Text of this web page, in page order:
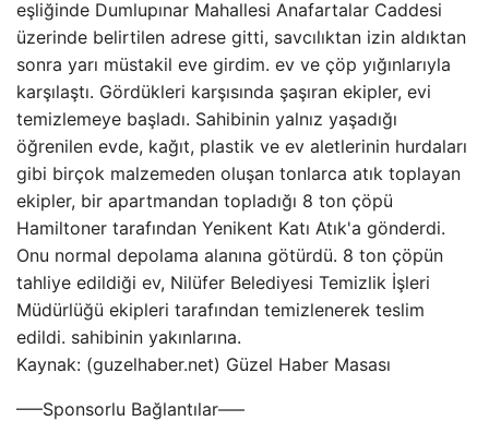
eşliğinde Dumlupınar Mahallesi Anafartalar Caddesi
üzerinde belirtilen adrese gitti, savcılıktan izin aldıktan
sonra yarı müstakil eve girdim. ev ve çöp yığınlarıyla
karşılaştı. Gördükleri karşısında şaşıran ekipler, evi
temizlemeye başladı. Sahibinin yalnız yaşadığı
öğrenilen evde, kağıt, plastik ve ev aletlerinin hurdaları
gibi birçok malzemeden oluşan tonlarca atık toplayan
ekipler, bir apartmandan topladığı 8 ton çöpü
Hamiltoner tarafından Yenikent Katı Atık'a gönderdi.
Onu normal depolama alanına götürdü. 8 ton çöpün
tahliye edildiği ev, Nilüfer Belediyesi Temizlik İşleri
Müdürlüğü ekipleri tarafından temizlenerek teslim
edildi. sahibinin yakınlarına.
Kaynak: (guzelhaber.net) Güzel Haber Masası
—–Sponsorlu Bağlantılar—–